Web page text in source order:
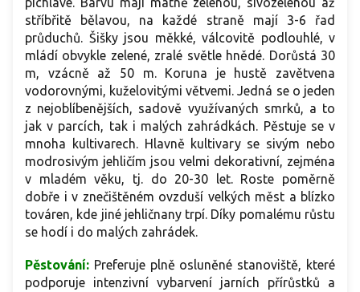
stříbřitě bělavou, na každé straně mají 3-6 řad
průduchů. Šišky jsou měkké, válcovitě podlouhlé, v
mládí obvykle zelené, zralé světle hnědé. Dorůstá 30
m, vzácně až 50 m. Koruna je hustě zavětvena
vodorovnými, kuželovitými větvemi. Jedná se o jeden
z nejoblíbenějších, sadově využívaných smrků, a to
jak v parcích, tak i malých zahrádkách. Pěstuje se v
mnoha kultivarech. Hlavně kultivary se sivým nebo
modrosivým jehličím jsou velmi dekorativní, zejména
v mladém věku, tj. do 20-30 let. Roste poměrně
dobře i v znečištěném ovzduší velkých měst a blízko
továren, kde jiné jehličnany trpí. Díky pomalému růstu
se hodí i do malých zahrádek.
Pěstování: Preferuje plně osluněné stanoviště, které
podporuje intenzivní vybarvení jarních přírůstků a